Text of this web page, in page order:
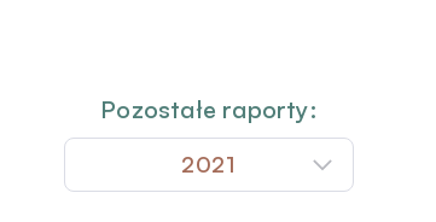
Pozostałe raporty:
2021